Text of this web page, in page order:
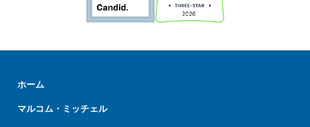
ホーム
マルコム・ミッチェル